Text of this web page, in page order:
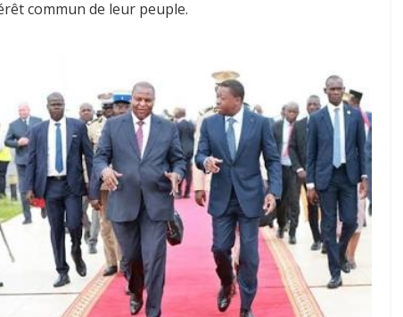
commun de leur peuple.